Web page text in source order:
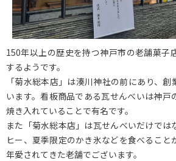
150年以上の歴史を持つ神戸市の老舗菓子
するようです。
「菊水総本店」は湊川神社の前にあり、
います。看板商品である瓦せんべいは神戸
焼き入れていることで有名です。
また「菊水総本店」は瓦せんべいだけでは
ヒー、夏季限定のかき氷などを食べること
年愛されてきた老舗でございます。